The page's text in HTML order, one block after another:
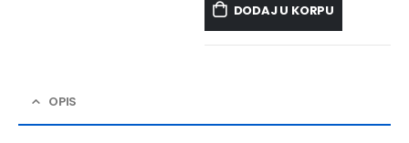
DODAJ U KORPU
OPIS